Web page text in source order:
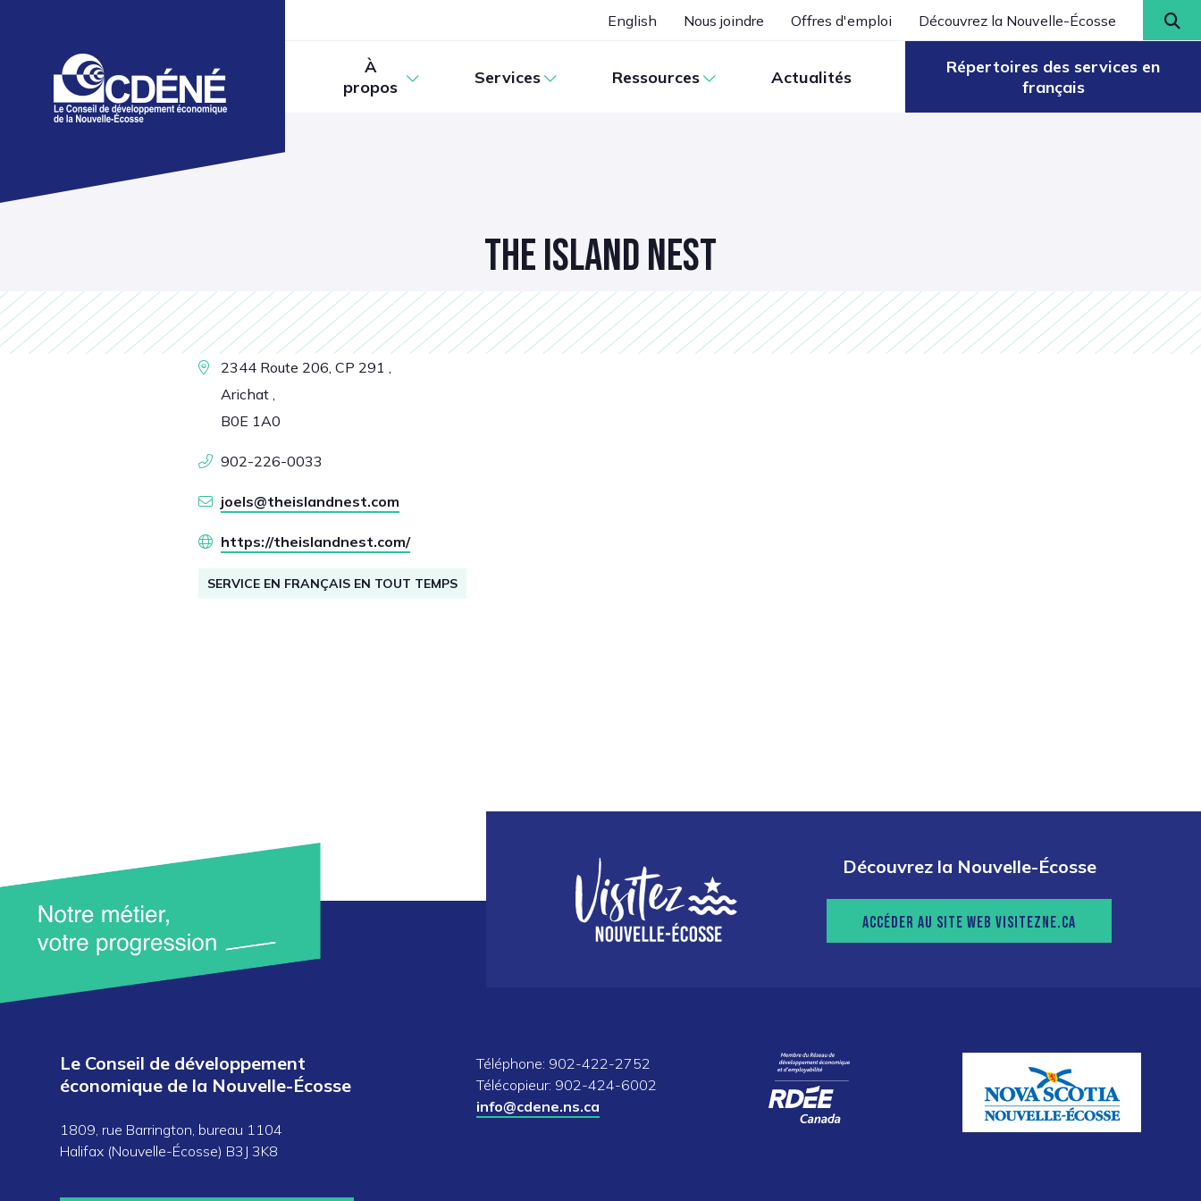
English Nous joindre Offres d'emploi Découvrez la Nouvelle-Écosse
À
propos
Services Ressources Actualités
Répertoires des services en
français
THE ISLAND NEST
2344 Route 206, CP 291 ,
Arichat ,
B0E 1A0
902-226-0033
joels@theislandnest.com
https://theislandnest.com/
SERVICE EN FRANÇAIS EN TOUT TEMPS
Découvrez la Nouvelle-Écosse
ACCÉDER AU SITE WEB VISITEZNE.CA
Le Conseil de développement
économique de la Nouvelle-Écosse
1809, rue Barrington, bureau 1104
Halifax (Nouvelle-Écosse) B3J 3K8
Téléphone: 902-422-2752
Télécopieur: 902-424-6002
info@cdene.ns.ca